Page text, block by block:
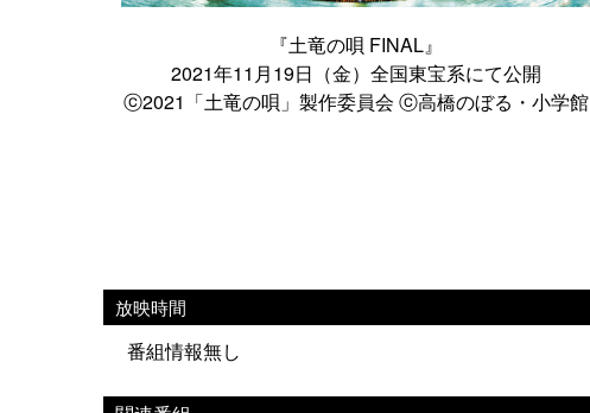
『土竜の唄 FINAL』
2021年11月19日（金）全国東宝系にて公開
ⓒ2021「土竜の唄」製作委員会 ⓒ高橋のぼる・小学館
放映時間
番組情報無し